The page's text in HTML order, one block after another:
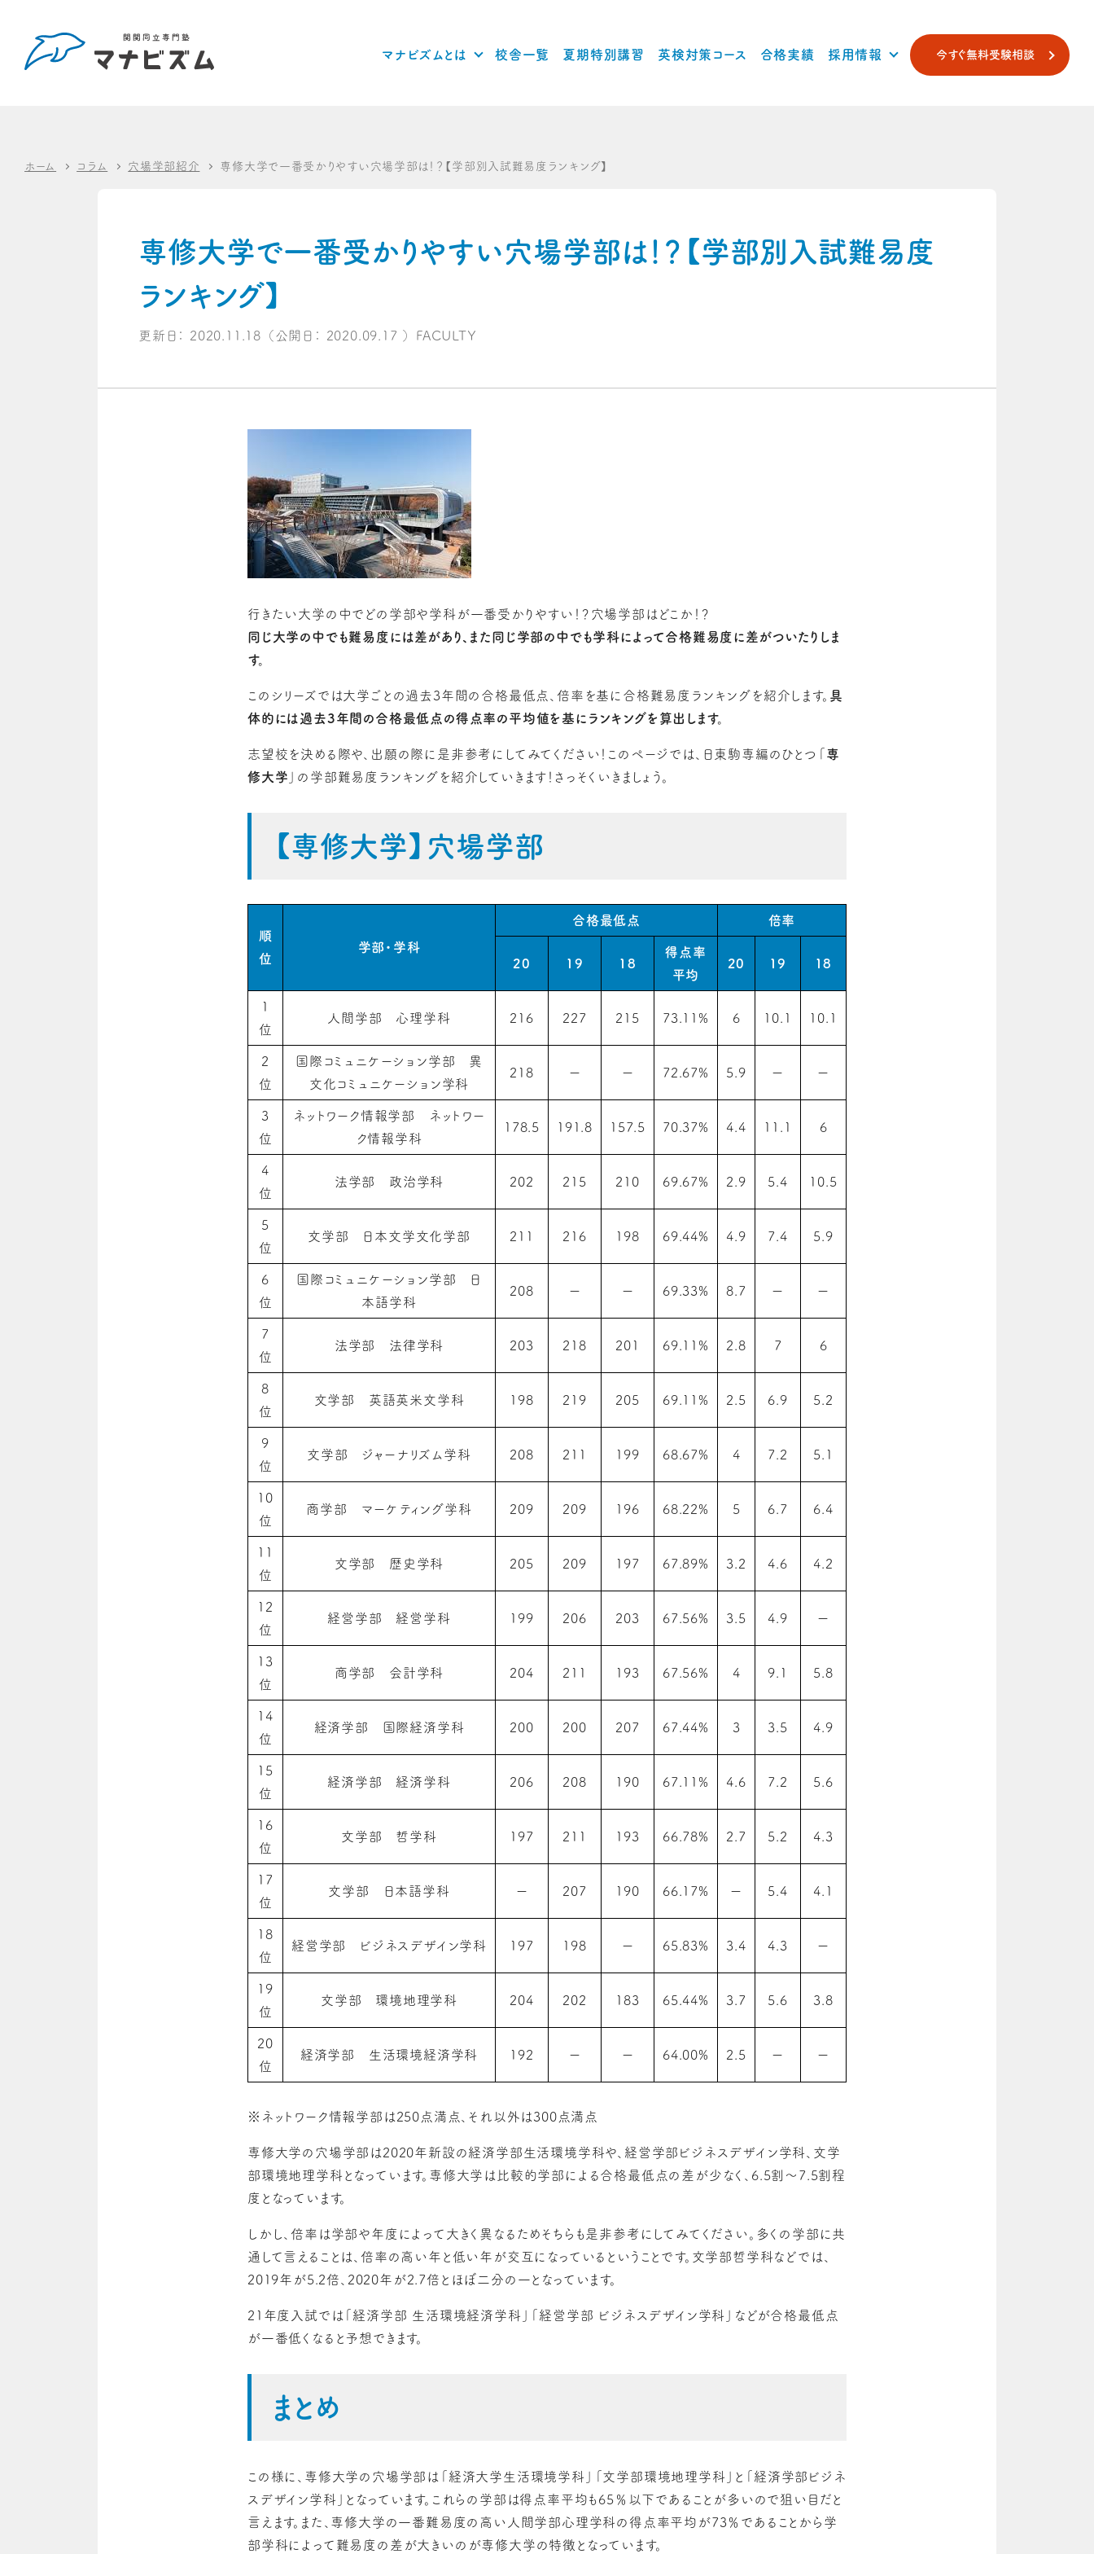
マナビズムとは 校舎一覧 夏期特別講習 英検対策コース 合格実績 採用情報 今すぐ無料受験相談
ホーム コラム 穴場学部紹介 専修大学で一番受かりやすい穴場学部は！？【学部別入試難易度ランキング】
専修大学で一番受かりやすい穴場学部は！？【学部別入試難易度
ランキング】
更新日： 2020.11.18 （公開日： 2020.09.17 ） FACULTY
行きたい大学の中でどの学部や学科が一番受かりやすい！？穴場学部はどこか！？
同じ大学の中でも難易度には差があり、また同じ学部の中でも学科によって合格難易度に差がついたりしま
す。
このシリーズでは大学ごとの過去3年間の合格最低点、倍率を基に合格難易度ランキングを紹介します。 具
体的には過去3年間の合格最低点の得点率の平均値を基にランキングを算出します。
志望校を決める際や、出願の際に是非参考にしてみてください！ このページでは、日東駒専編のひとつ「 専
修大学 」の学部難易度ランキングを紹介していきます！さっそくいきましょう。
【専修大学】穴場学部
順
位
学部・学科
合格最低点 倍率
20 19 18
得点率
平均
20 19 18
1
位
人間学部 心理学科 216 227 215 73.11% 6 10.1 10.1
2
位
国際コミュニケーション学部 異
文化コミュニケーション学科
218 ー ー 72.67% 5.9 ー ー
3
位
ネットワーク情報学部 ネットワー
ク情報学科
178.5 191.8 157.5 70.37% 4.4 11.1 6
4
位
法学部 政治学科 202 215 210 69.67% 2.9 5.4 10.5
5
位
文学部 日本文学文化学部 211 216 198 69.44% 4.9 7.4 5.9
6
位
国際コミュニケーション学部 日
本語学科
208 ー ー 69.33% 8.7 ー ー
7
位
法学部 法律学科 203 218 201 69.11% 2.8 7 6
8
位
文学部 英語英米文学科 198 219 205 69.11% 2.5 6.9 5.2
9
位
文学部 ジャーナリズム学科 208 211 199 68.67% 4 7.2 5.1
10
位
商学部 マーケティング学科 209 209 196 68.22% 5 6.7 6.4
11
位
文学部 歴史学科 205 209 197 67.89% 3.2 4.6 4.2
12
位
経営学部 経営学科 199 206 203 67.56% 3.5 4.9 ー
13
位
商学部 会計学科 204 211 193 67.56% 4 9.1 5.8
14
位
経済学部 国際経済学科 200 200 207 67.44% 3 3.5 4.9
15
位
経済学部 経済学科 206 208 190 67.11% 4.6 7.2 5.6
16
位
文学部 哲学科 197 211 193 66.78% 2.7 5.2 4.3
17
位
文学部 日本語学科 ー 207 190 66.17% ー 5.4 4.1
18
位
経営学部 ビジネスデザイン学科 197 198 ー 65.83% 3.4 4.3 ー
19
位
文学部 環境地理学科 204 202 183 65.44% 3.7 5.6 3.8
20
位
経済学部 生活環境経済学科 192 ー ー 64.00% 2.5 ー ー
※ネットワーク情報学部は250点満点、それ以外は300点満点
専修大学の穴場学部は2020年新設の経済学部生活環境学科や、経営学部ビジネスデザイン学科、文学
部環境地理学科となっています。 専修大学は比較的学部による合格最低点の差が少なく、6.5割～7.5割程
度となっています。
しかし、倍率は学部や年度によって大きく異なるためそちらも是非参考にしてみてください。多くの学部に共
通して言えることは、倍率の高い年と低い年が交互になっているということです。文学部哲学科などでは、
2019年が5.2倍、2020年が2.7倍とほぼ二分の一となっています。
21年度入試では「経済学部 生活環境経済学科」「経営学部 ビジネスデザイン学科」などが合格最低点
が一番低くなると予想できます。
まとめ
この様に、専修大学の穴場学部は「 経済大学生活環境学科」「 文学部環境地理学科」と「 経済学部ビジネ
スデザイン学科」となっています。これらの学部は得点率平均も65％以下であることが多いので狙い目だと
言えます。また、専修大学の一番難易度の高い人間学部心理学科の得点率平均が73％であることから学
部学科によって難易度の差が大きいのが専修大学の特徴となっています。